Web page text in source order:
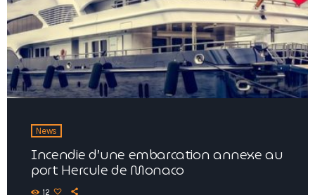
News
Incendie d’une embarcation annexe au
port Hercule de Monaco
12